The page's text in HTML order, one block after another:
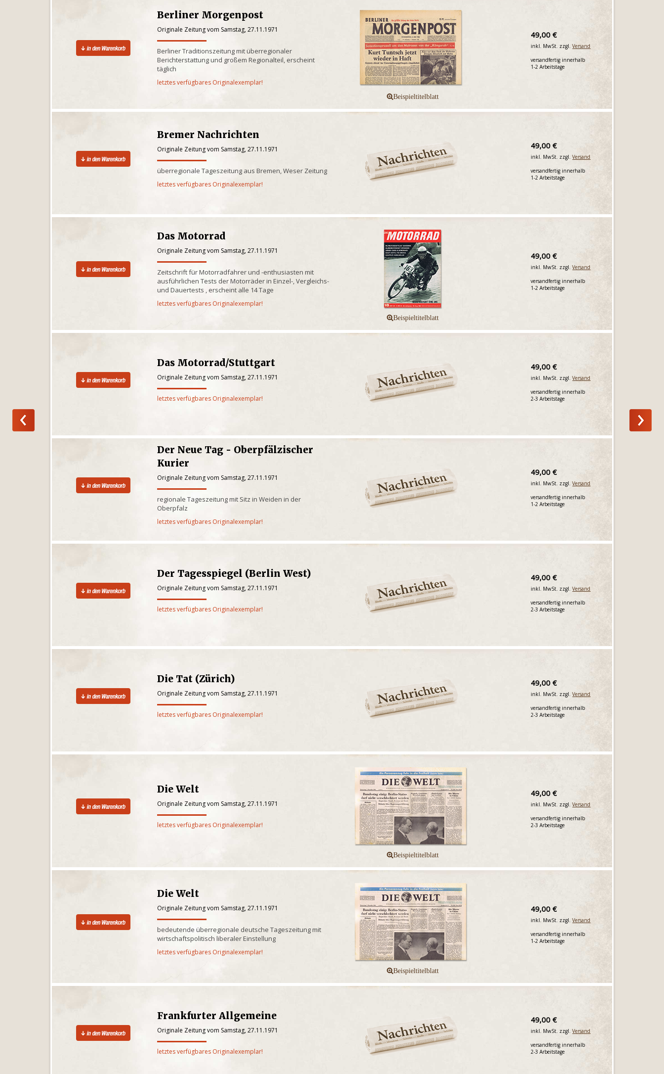
Berliner Morgenpost
Originale Zeitung vom Samstag, 27.11.1971
Berliner Traditionszeitung mit überregionaler
Berichterstattung und großem Regionalteil, erscheint
täglich
letztes verfügbares Originalexemplar!
49,00 €
inkl. MwSt. zzgl.Versand
versandfertig innerhalb
1-2 Arbeitstage
Bremer Nachrichten
Originale Zeitung vom Samstag, 27.11.1971
überregionale Tageszeitung aus Bremen, Weser Zeitung
letztes verfügbares Originalexemplar!
49,00 €
inkl. MwSt. zzgl.Versand
versandfertig innerhalb
1-2 Arbeitstage
Das Motorrad
Originale Zeitung vom Samstag, 27.11.1971
Zeitschrift für Motorradfahrer und -enthusiasten mit
ausführlichen Tests der Motorräder in Einzel-, Vergleichs-
und Dauertests , erscheint alle 14 Tage
letztes verfügbares Originalexemplar!
49,00 €
inkl. MwSt. zzgl.Versand
versandfertig innerhalb
1-2 Arbeitstage
Das Motorrad/Stuttgart
Originale Zeitung vom Samstag, 27.11.1971
letztes verfügbares Originalexemplar!
49,00 €
inkl. MwSt. zzgl.Versand
versandfertig innerhalb
2-3 Arbeitstage
Der Neue Tag - Oberpfälzischer
Kurier
Originale Zeitung vom Samstag, 27.11.1971
regionale Tageszeitung mit Sitz in Weiden in der
Oberpfalz
letztes verfügbares Originalexemplar!
49,00 €
inkl. MwSt. zzgl.Versand
versandfertig innerhalb
1-2 Arbeitstage
Der Tagesspiegel (Berlin West)
Originale Zeitung vom Samstag, 27.11.1971
letztes verfügbares Originalexemplar!
49,00 €
inkl. MwSt. zzgl.Versand
versandfertig innerhalb
2-3 Arbeitstage
Die Tat (Zürich)
Originale Zeitung vom Samstag, 27.11.1971
letztes verfügbares Originalexemplar!
49,00 €
inkl. MwSt. zzgl.Versand
versandfertig innerhalb
2-3 Arbeitstage
Die Welt
Originale Zeitung vom Samstag, 27.11.1971
letztes verfügbares Originalexemplar!
49,00 €
inkl. MwSt. zzgl.Versand
versandfertig innerhalb
2-3 Arbeitstage
Die Welt
Originale Zeitung vom Samstag, 27.11.1971
bedeutende überregionale deutsche Tageszeitung mit
wirtschaftspolitisch liberaler Einstellung
letztes verfügbares Originalexemplar!
49,00 €
inkl. MwSt. zzgl.Versand
versandfertig innerhalb
1-2 Arbeitstage
Frankfurter Allgemeine
Originale Zeitung vom Samstag, 27.11.1971
letztes verfügbares Originalexemplar!
49,00 €
inkl. MwSt. zzgl.Versand
versandfertig innerhalb
2-3 Arbeitstage